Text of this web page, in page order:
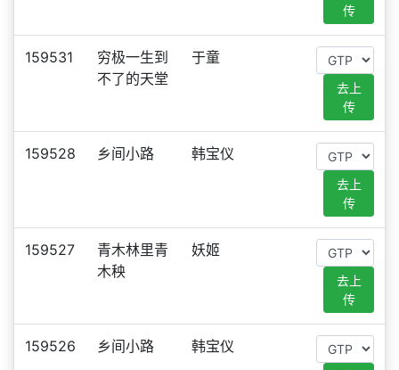
传
159531
穷极一生到
不了的天堂
于童
去上
传
159528 乡间小路 韩宝仪
去上
传
159527
青木林里青
木秧
妖姬
去上
传
159526 乡间小路 韩宝仪